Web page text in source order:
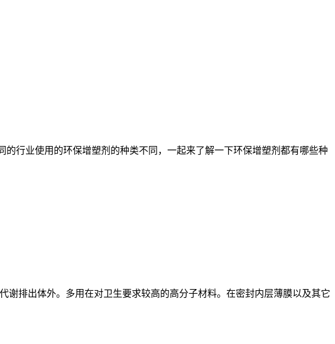
行业使用的环保增塑剂的种类不同，一起来了解一下环保增塑剂都有哪些种
排出体外。多用在对卫生要求较高的高分子材料。在密封内层薄膜以及其它